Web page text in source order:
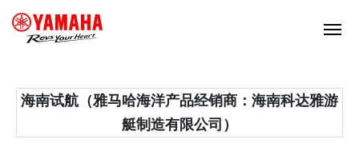
海南试航（雅马哈海洋产品经销商：海南科达雅游
艇制造有限公司）